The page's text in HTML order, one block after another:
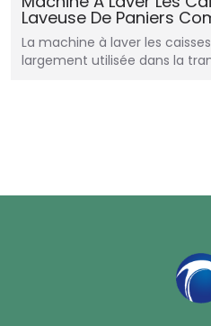
Laveuse De Paniers
La machine à laver les
largement utilisée dans la